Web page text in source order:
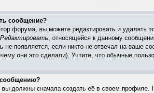
сообщение?
форума, вы можете редактировать и удалять
Редактировать, относящейся к данному
не появляется, если никто не отвечал на ваше
они это сделали). Учтите, что обычные
сообщению?
вы должны сначала создать её в своем профиле.